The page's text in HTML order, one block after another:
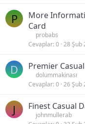
P
More
Card
probabs
Cevaplar 0 28 Şub
D Premier
dolummakinası
Cevaplar 0 26 Şub
J Finest Сasual
johnmullerab